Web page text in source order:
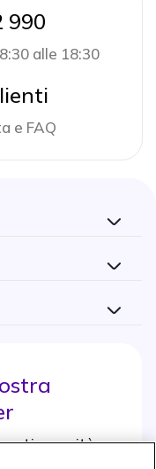
990
alle 18:30
e FAQ
e novità